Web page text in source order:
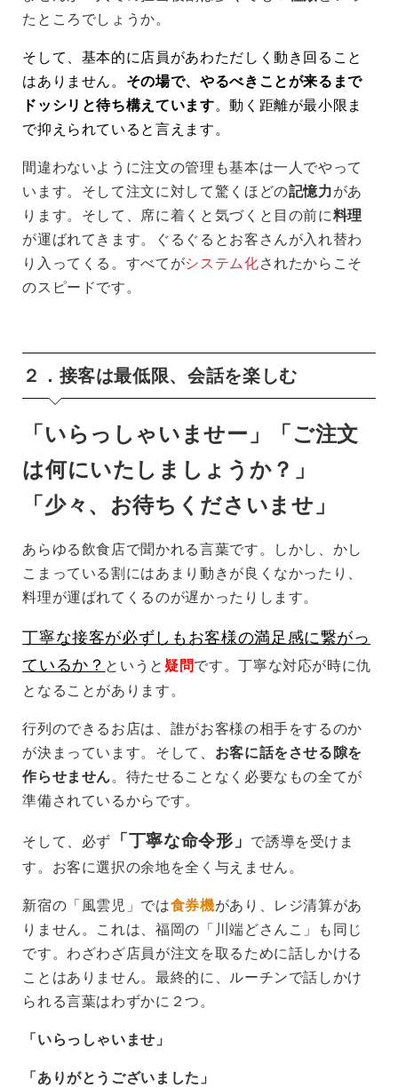
たところでしょうか。
そして、基本的に店員があわただしく動き回ること
はありません。 その場で、やるべきことが来るまで
ドッシリと待ち構えています。動く距離が最小限ま
で抑えられていると言えます。
間違わないように注文の管理も基本は一人でやって
います。そして注文に対して驚くほどの記憶力があ
ります。そして、席に着くと気づくと目の前に料理
が運ばれてきます。ぐるぐるとお客さんが入れ替わ
り入ってくる。すべてがシステム化されたからこそ
のスピードです。
２．接客は最低限、会話を楽しむ
「いらっしゃいませー」「ご注文
は何にいたしましょうか？」
「少々、お待ちくださいませ」
あらゆる飲食店で聞かれる言葉です。しかし、かし
こまっている割にはあまり動きが良くなかったり、
料理が運ばれてくるのが遅かったりします。
丁寧な接客が必ずしもお客様の満足感に繋がっ
ているか？ というと 疑問です。丁寧な対応が時に仇
となることがあります。
行列のできるお店は、誰がお客様の相手をするのか
が決まっています。そして、 お客に話をさせる隙を
作らせません。待たせることなく必要なもの全てが
準備されているからです。
そして、必ず 「丁寧な命令形」
で誘導を受けま
す。お客に選択の余地を全く与えません。
新宿の「風雲児」では食券機があり、レジ清算があ
りません。これは、福岡の「川端どさんこ」も同じ
です。わざわざ店員が注文を取るために話しかける
ことはありません。最終的に、ルーチンで話しかけ
られる言葉はわずかに２つ。
「いらっしゃいませ」
「ありがとうございました」